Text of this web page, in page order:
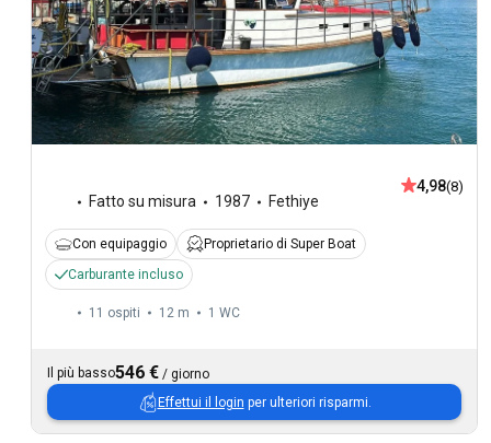
Fatto su misura 1987 Fethiye
4,98(8)
Con equipaggio
Proprietario di Super Boat
Carburante incluso
11 ospiti 12 m 1 WC
Il più basso546 € / giorno
Effettui il login per ulteriori risparmi.